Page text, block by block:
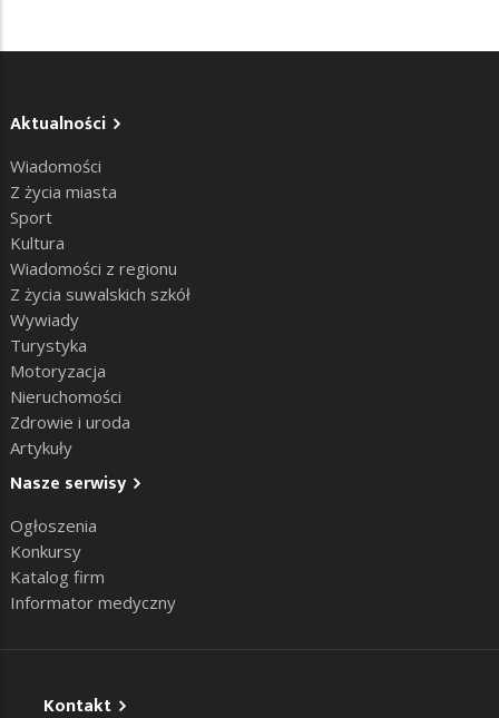
Aktualności
Wiadomości
Z życia miasta
Sport
Kultura
Wiadomości z regionu
Z życia suwalskich szkół
Wywiady
Turystyka
Motoryzacja
Nieruchomości
Zdrowie i uroda
Artykuły
Nasze serwisy
Ogłoszenia
Konkursy
Katalog firm
Informator medyczny
Kontakt